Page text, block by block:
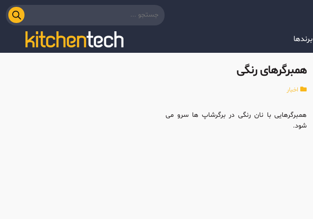
برندها
همبرگرهای رنگی
اخبار
همبرگرهایی با نان رنگی در برگرشاپ ها سرو می
شود.